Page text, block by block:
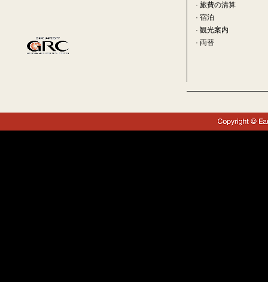
· 旅費の清算
· 宿泊
· 観光案内
· 両替